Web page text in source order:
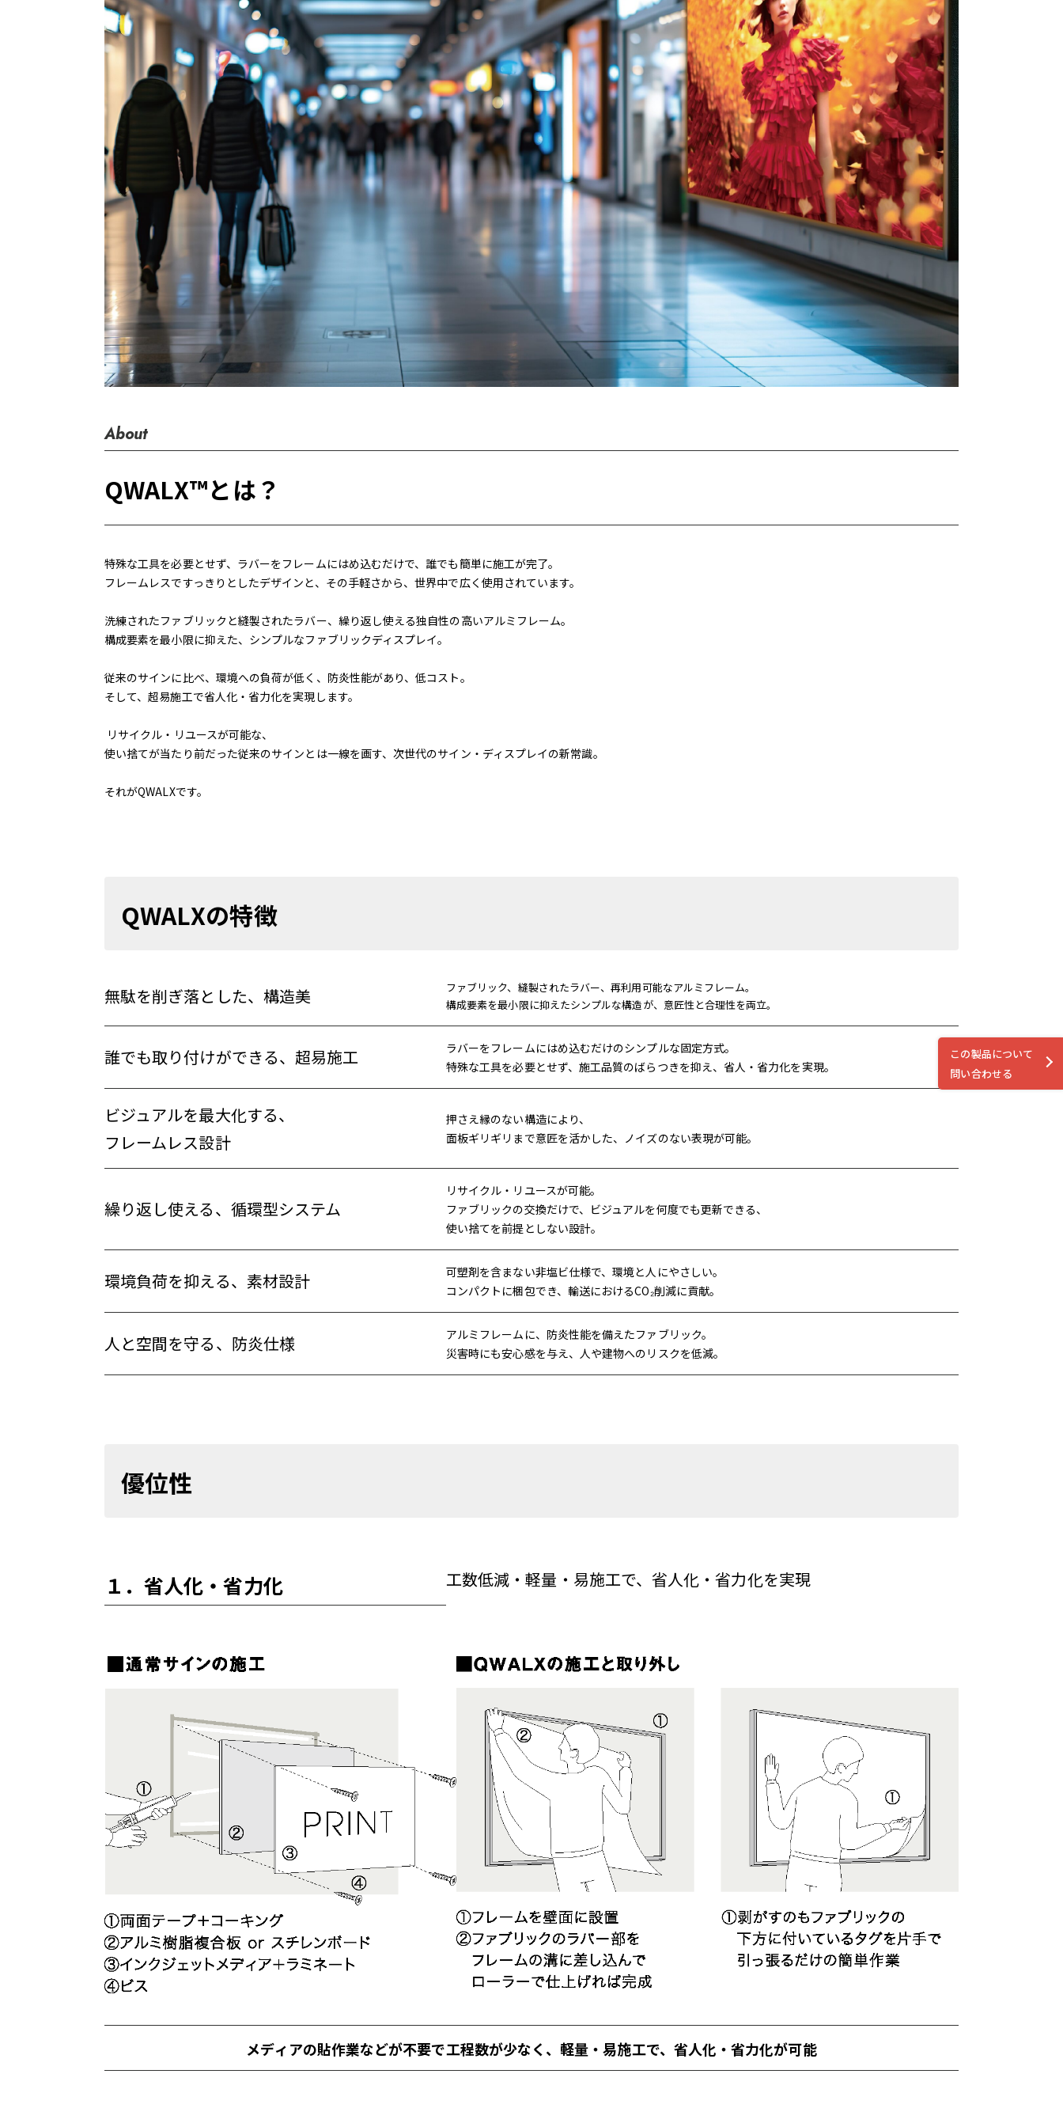
この製品について
問い合わせる
About
QWALX™とは？
特殊な工具を必要とせず、ラバーをフレームにはめ込むだけで、誰でも簡単に施工が完了。
フレームレスですっきりとしたデザインと、その手軽さから、世界中で広く使用されています。
洗練されたファブリックと縫製されたラバー、繰り返し使える独自性の高いアルミフレーム。
構成要素を最小限に抑えた、シンプルなファブリックディスプレイ。
従来のサインに比べ、環境への負荷が低く、防炎性能があり、低コスト。
そして、超易施工で省人化・省力化を実現します。
リサイクル・リユースが可能な、
使い捨てが当たり前だった従来のサインとは一線を画す、次世代のサイン・ディスプレイの新常識。
それがQWALXです。
QWALXの特徴
無駄を削ぎ落とした、構造美
ファブリック、縫製されたラバー、再利用可能なアルミフレーム。
構成要素を最小限に抑えたシンプルな構造が、意匠性と合理性を両立。
誰でも取り付けができる、超易施工
ラバーをフレームにはめ込むだけのシンプルな固定方式。
特殊な工具を必要とせず、施工品質のばらつきを抑え、省人・省力化を実現。
ビジュアルを最大化する、
フレームレス設計
押さえ縁のない構造により、
面板ギリギリまで意匠を活かした、ノイズのない表現が可能。
繰り返し使える、循環型システム
リサイクル・リユースが可能。
ファブリックの交換だけで、ビジュアルを何度でも更新できる、
使い捨てを前提としない設計。
環境負荷を抑える、素材設計
可塑剤を含まない非塩ビ仕様で、環境と人にやさしい。
コンパクトに梱包でき、輸送におけるCO₂削減に貢献。
人と空間を守る、防炎仕様
アルミフレームに、防炎性能を備えたファブリック。
災害時にも安心感を与え、人や建物へのリスクを低減。
優位性
１．省人化・省力化 工数低減・軽量・易施工で、省人化・省力化を実現
メディアの貼作業などが不要で工程数が少なく、軽量・易施工で、省人化・省力化が可能